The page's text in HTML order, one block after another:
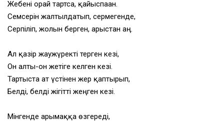
Жебені орай тартса, қайыспаған.
Семсерін жалтылдатып, сермегенде,
Серпіліп, жолын берген, арыстан аң.
Ал қазір жаужүректі терген кезі,
Он алты-он жетіге келген кезі.
Тартыста ат үстінен жер қаптырып,
Белді, белді жігітті жеңген кезі.
Мінгенде арғымаққа өзгереді,